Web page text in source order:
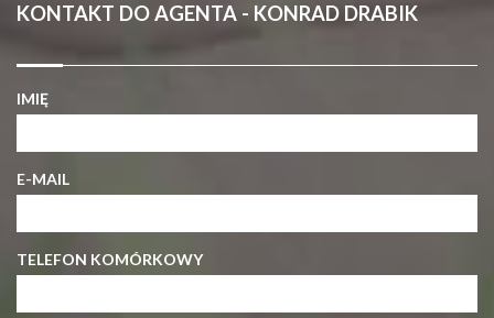
KONTAKT DO AGENTA - KONRAD DRABIK
IMIĘ
E-MAIL
TELEFON KOMÓRKOWY